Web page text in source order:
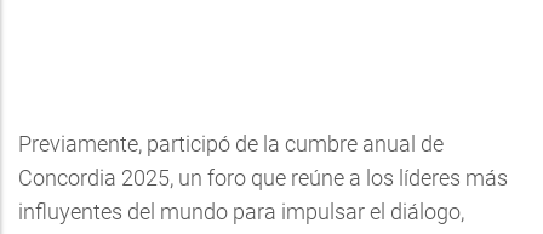
Previamente, participó de la cumbre anual de
Concordia 2025, un foro que reúne a los líderes más
influyentes del mundo para impulsar el diálogo,